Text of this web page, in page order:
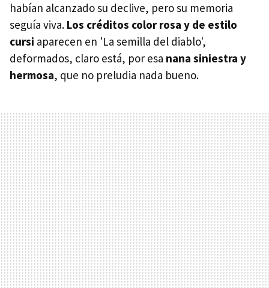
habían alcanzado su declive, pero su memoria
seguía viva. Los créditos color rosa y de estilo
cursi aparecen en 'La semilla del diablo',
deformados, claro está, por esa nana siniestra y
hermosa, que no preludia nada bueno.